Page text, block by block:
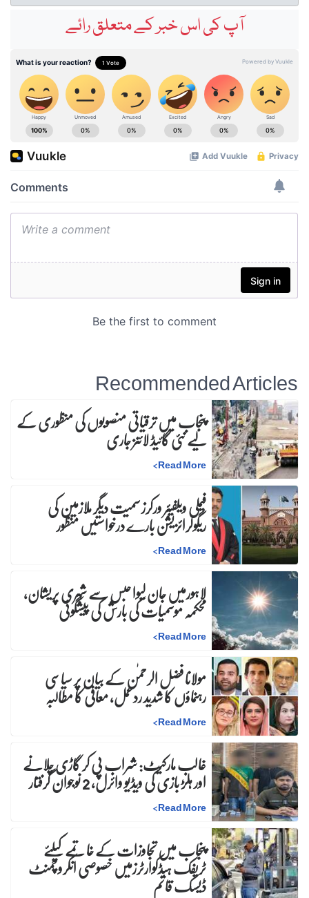
آپ کی اس خبر کے متعلق رائے
Recommended Articles
پنجاب میں ترقیاتی منصوبوں کی منظوری کے
لیے نئی گائیڈ لائنز جاری
Read More
>
فیملی ویلفیئر ورکرز سمیت دیگر ملازمین کی
ریگولرائزیشن بارے درخواستیں منظور
Read More
>
لاہورمیں جان لیوا حبس سے شہری پریشان،
محکمہ موسمیات کی بارش کی پیشگوئی
Read More
>
مولانا فضل الرحمٰن کے بیان پر سیاسی
رہنماؤں کا شدید ردعمل، معافی کا مطالبہ
Read More
>
غالب مارکیٹ: شراب پی کر گاڑی چلانے
اور ہلڑ بازی کی ویڈیو وائرل، 2 نوجوان گرفتار
Read More
>
پنجاب میں تجاوزات کے خاتمے کیلئے
ٹریفک ہیڈکوارٹرزمیں خصوصی انکروچمنٹ
ڈیسک قائم